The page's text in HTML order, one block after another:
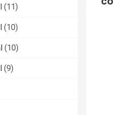
(11)
(10)
(10)
(9)